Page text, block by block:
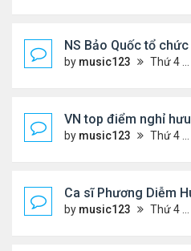
NS Bảo Quốc tổ chức
by music123 Thứ 4 Tháng 8 05, 2026 6:51 pm
VN top điểm nghỉ
by music123 Thứ 4 Tháng 8 05, 2026 6:46 pm
Ca sĩ Phương Diễm
by music123 Thứ 4 Tháng 8 05, 2026 6:38 pm